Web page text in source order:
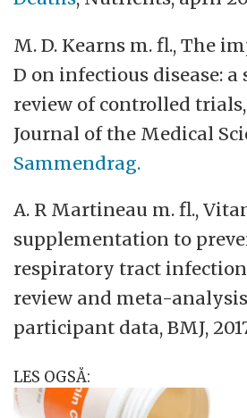
M. D. Kearns m. fl., The
D on infectious disease:
review of controlled
Journal of the Medical
Sammendrag.
A. R Martineau m. fl.,
supplementation to
respiratory tract
review and meta-
participant data, BMJ,
LES OGSÅ: